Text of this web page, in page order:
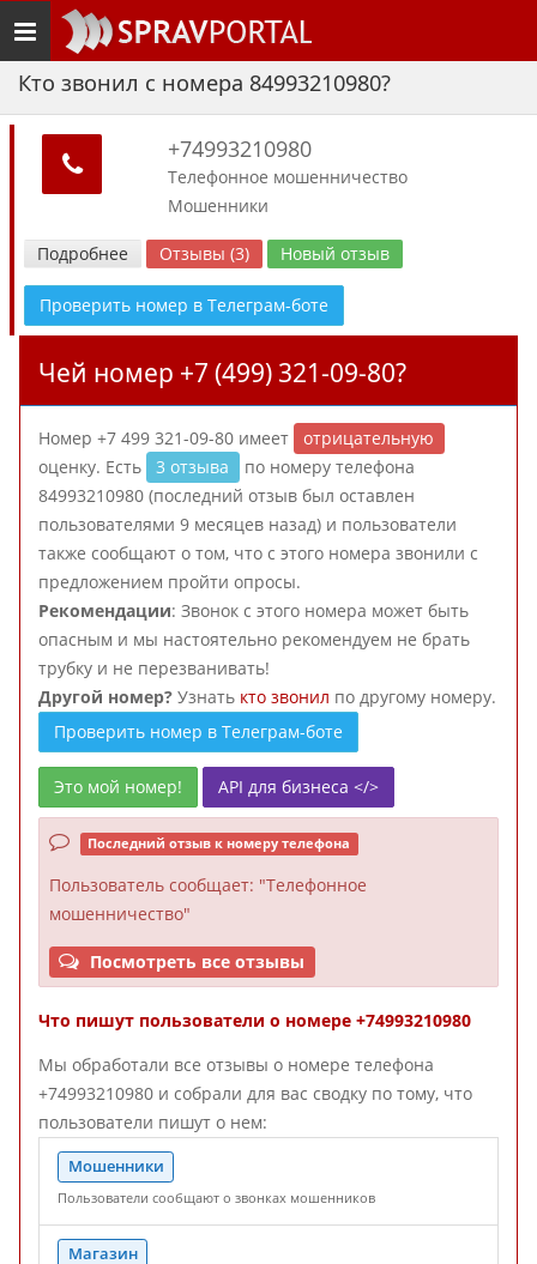
Toggle
navigation
Кто звонил с номера 84993210980?
+74993210980
Телефонное мошенничество
Мошенники
Подробнее Отзывы (3) Новый отзыв
Проверить номер в Телеграм-боте
Чей номер +7 (499) 321-09-80?
Номер +7 499 321-09-80 имеет
отрицательную
оценку. Есть
3 отзыва
по номеру телефона
84993210980 (последний отзыв был оставлен
пользователями 9 месяцев назад) и пользователи
также сообщают о том, что с этого номера звонили с
предложением пройти опросы.
Рекомендации: Звонок с этого номера может быть
опасным и мы настоятельно рекомендуем не брать
трубку и не перезванивать!
Другой номер? Узнать кто звонил по другому номеру.
Проверить номер в Телеграм-боте
Это мой номер! API для бизнеса </>
Последний отзыв к номеру телефона
Пользователь сообщает: "Телефонное
мошенничество"
Посмотреть все отзывы
Что пишут пользователи о номере +74993210980
Мы обработали все отзывы о номере телефона
+74993210980 и собрали для вас сводку по тому, что
пользователи пишут о нем:
Мошенники
Пользователи сообщают о звонках мошенников
Магазин